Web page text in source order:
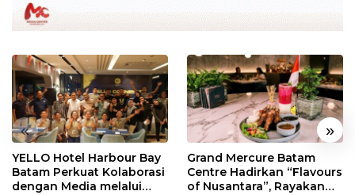
« »
YELLO Hotel Harbour Bay
Batam Perkuat Kolaborasi
dengan Media melalui
Grand Mercure Batam
Centre Hadirkan “Flavours
of Nusantara”, Rayakan